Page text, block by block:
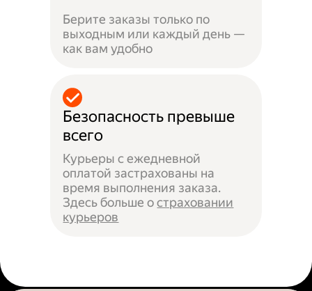
Берите заказы только по
выходным или каждый день —
как вам удобно
Безопасность превыше
всего
Курьеры с ежедневной
оплатой застрахованы на
время выполнения заказа.
Здесь больше остраховании
курьеров